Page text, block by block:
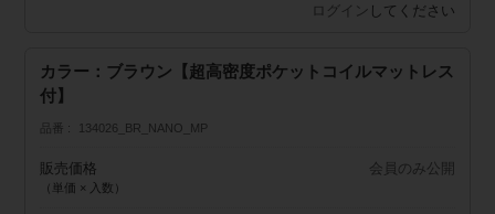
ログイン してください
カラー：ブラウン【超高密度ポケットコイルマットレス
付】
品番 134026_BR_NANO_MP
販売価格
（単価 × 入数）
会員のみ公開